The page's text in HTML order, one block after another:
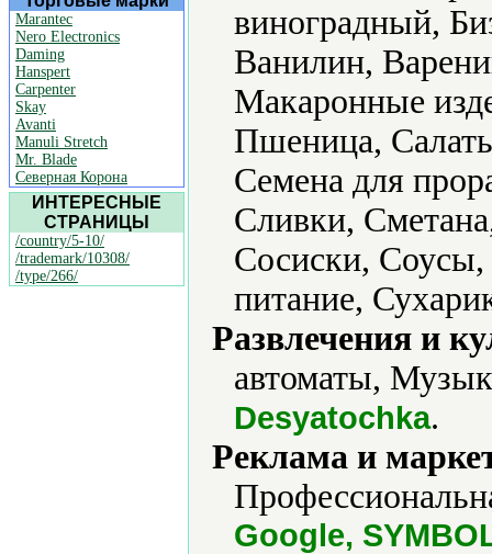
Marantec
Nero Electronics
Daming
Hanspert
Carpenter
Skay
Avanti
Manuli Stretch
Mr. Blade
Северная Корона
ИНТЕРЕСНЫЕ
СТРАНИЦЫ
/country/5-10/
/trademark/10308/
/type/266/
виноградный,
Ванилин,
Макаронные
Пшеница,
Семена для
Сливки,
Сосиски,
питание,
Развлечения и
автоматы,
Desyatochka.
Реклама и
Google,